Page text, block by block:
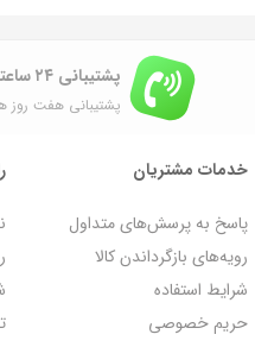
پشتیبانی ۲۴ ساعته
پشتیبانی هفت روز
خدمات مشتریان
پاسخ به پرسش‌های متداول
رویه‌های بازگرداندن کالا
شرایط استفاده
حریم خصوصی